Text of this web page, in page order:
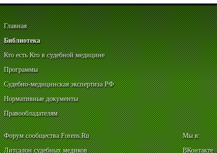
Главная
Библиотека
Кто есть Кто в судебной медицине
Программы
Судебно-медицинская экспертиза РФ
Нормативные документы
Правообладателям
Форум сообщества Forens.Ru
Литсалон судебных медиков
Мы в:
ВКонтакте